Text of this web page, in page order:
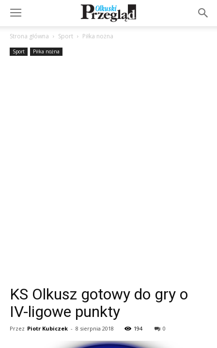
Strona główna Sport Piłka nożna
Sport Piłka nożna
KS Olkusz gotowy do gry o
IV-ligowe punkty
Przez Piotr Kubiczek - 8 sierpnia 2018 194 0